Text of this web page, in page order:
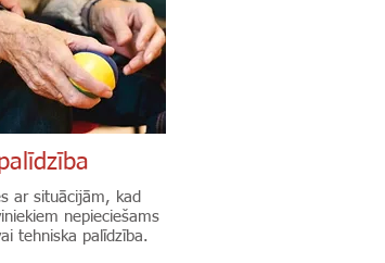
ar situācijām, kad
nepieciešams
tehniska palīdzība.